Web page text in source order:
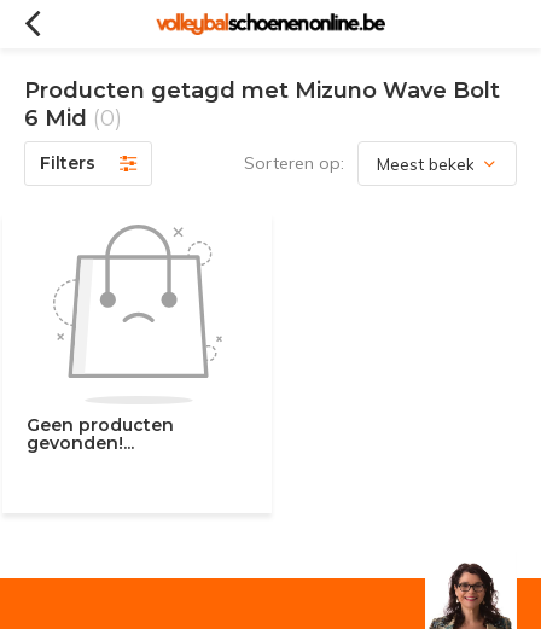
Producten getagd met Mizuno Wave Bolt
6 Mid (0)
Filters Sorteren op:
Geen producten
gevonden!...